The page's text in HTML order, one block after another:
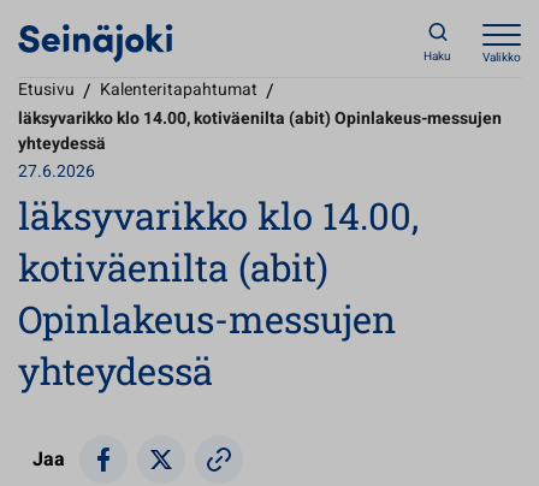
Haku Valikko
Etusivu / Kalenteritapahtumat /
läksyvarikko klo 14.00, kotiväenilta (abit) Opinlakeus-messujen
yhteydessä
27.6.2026
läksyvarikko klo 14.00,
kotiväenilta (abit)
Opinlakeus-messujen
yhteydessä
Jaa